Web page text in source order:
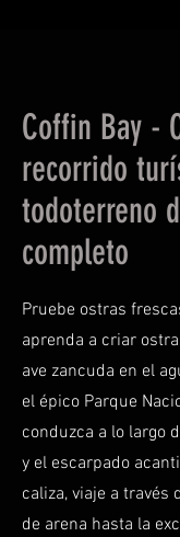
Coffin Bay -
recorrido
todoterreno
completo
Pruebe ostras
aprenda a criar
ave zancuda en el
el épico Parque
conduzca a lo largo
y el escarpado
caliza, viaje a través
de arena hasta la